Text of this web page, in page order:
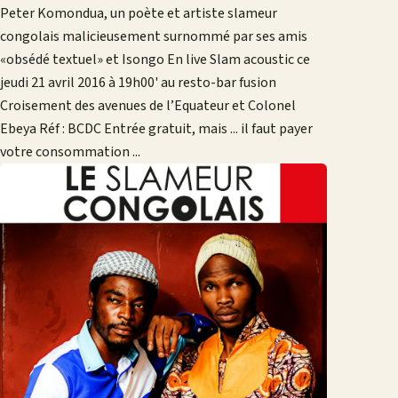
Peter Komondua, un poète et artiste slameur
congolais malicieusement surnommé par ses amis
«obsédé textuel» et Isongo En live Slam acoustic ce
jeudi 21 avril 2016 à 19h00' au resto-bar fusion
Croisement des avenues de l’Equateur et Colonel
Ebeya Réf : BCDC Entrée gratuit, mais ... il faut payer
votre consommation ...